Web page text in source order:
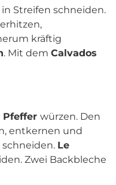
Streifen schneiden.
erhitzen,
kräftig
. Mit dem Calvados
Pfeffer würzen. Den
entkernen und
Le
Zwei Backbleche